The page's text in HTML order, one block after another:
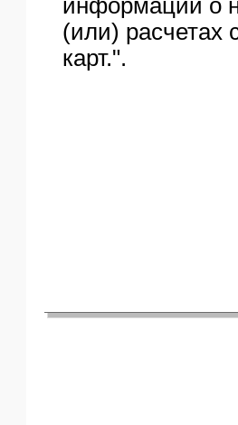
(или) расчетах
карт.".